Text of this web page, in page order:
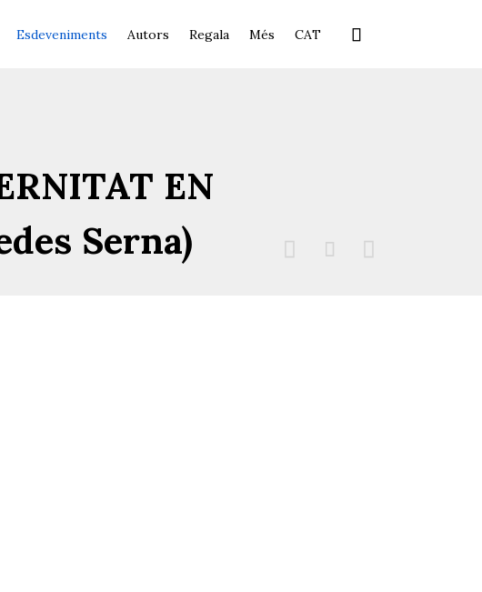
Esdeveniments Autors Regala Més CAT 
EN
Serna)
  